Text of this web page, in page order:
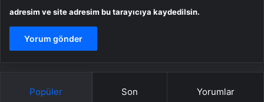
adresim ve site adresim bu tarayıcıya kaydedilsin.
Popüler Son Yorumlar